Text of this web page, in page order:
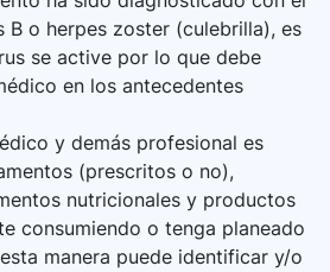
B o herpes zoster (culebrilla), es
se active por lo que debe
en los antecedentes
y demás profesional es
(prescritos o no),
nutricionales y productos
consumiendo o tenga planeado
manera puede identificar y/o